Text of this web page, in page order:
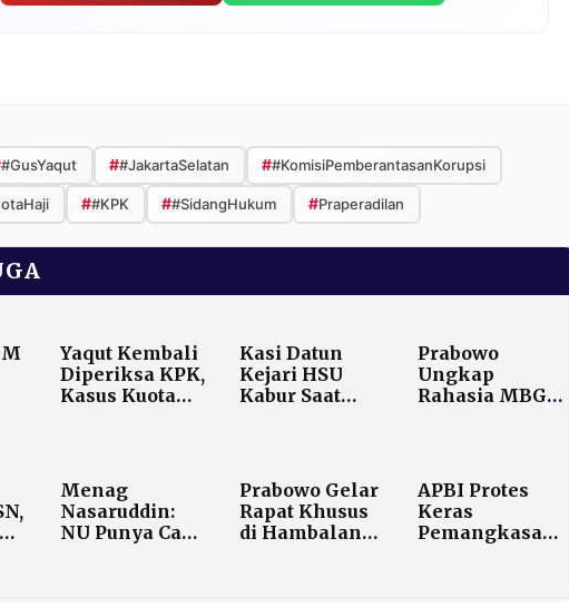
#GusYaqut ##JakartaSelatan ##KomisiPemberantasanKorupsi
##KPK ##SidangHukum #Praperadilan
Yaqut Kembali
Diperiksa KPK,
Kasus Kuota
Kasi Datun
Kejari HSU
Kabur Saat
Prabowo
Ungkap
Rahasia MBG:
Menag
Nasaruddin:
NU Punya Cara
Prabowo Gelar
Rapat Khusus
di Hambalang
APBI Protes
Keras
Pemangkasan